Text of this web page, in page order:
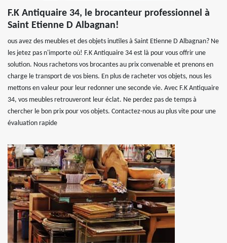
F.K Antiquaire 34, le brocanteur professionnel à
Saint Etienne D Albagnan!
ous avez des meubles et des objets inutiles à Saint Etienne D Albagnan? Ne
les jetez pas n'importe où! F.K Antiquaire 34 est là pour vous offrir une
solution. Nous rachetons vos brocantes au prix convenable et prenons en
charge le transport de vos biens. En plus de racheter vos objets, nous les
mettons en valeur pour leur redonner une seconde vie. Avec F.K Antiquaire
34, vos meubles retrouveront leur éclat. Ne perdez pas de temps à
chercher le bon prix pour vos objets. Contactez-nous au plus vite pour une
évaluation rapide